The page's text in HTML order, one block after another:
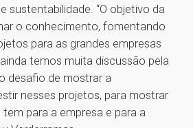
sustentabilidade. “O objetivo da
o conhecimento, fomentando
para as grandes empresas
temos muita discussão pela
desafio de mostrar a
nesses projetos, para mostrar
para a empresa e para a